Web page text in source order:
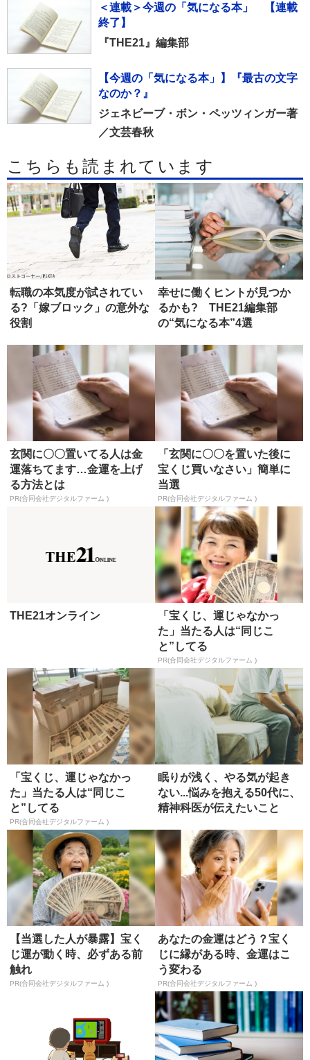
＜連載＞今週の「気になる本」 【連載
終了】
『THE21』編集部
【今週の「気になる本」】『最古の文字
なのか？』
ジェネビーブ・ボン・ペッツィンガー著
／文芸春秋
こちらも読まれています
転職の本気度が試されてい
る?「嫁ブロック」の意外な
役割
幸せに働くヒントが見つか
るかも? THE21編集部
の“気になる本”4選
玄関に〇〇置いてる人は金
運落ちてます…金運を上げ
る方法とは
PR(合同会社デジタルファーム )
「玄関に〇〇を置いた後に
宝くじ買いなさい」簡単に
当選
PR(合同会社デジタルファーム )
THE21オンライン
「宝くじ、運じゃなかっ
た」当たる人は“同じこ
と”してる
PR(合同会社デジタルファーム )
「宝くじ、運じゃなかっ
た」当たる人は“同じこ
と”してる
PR(合同会社デジタルファーム )
眠りが浅く、やる気が起き
ない...悩みを抱える50代に、
精神科医が伝えたいこと
【当選した人が暴露】宝く
じ運が動く時、必ずある前
触れ
PR(合同会社デジタルファーム )
あなたの金運はどう？宝く
じに縁がある時、金運はこ
う変わる
PR(合同会社デジタルファーム )